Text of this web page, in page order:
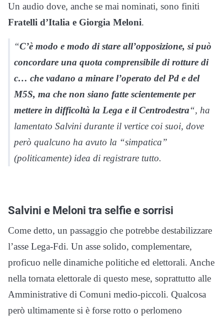
Un audio dove, anche se mai nominati, sono finiti
Fratelli d’Italia e Giorgia Meloni.
“C’è modo e modo di stare all’opposizione, si può
concordare una quota comprensibile di rotture di
c… che vadano a minare l’operato del Pd e del
M5S, ma che non siano fatte scientemente per
mettere in difficoltà la Lega e il Centrodestra“, ha
lamentato Salvini durante il vertice coi suoi, dove
però qualcuno ha avuto la “simpatica”
(politicamente) idea di registrare tutto.
Salvini e Meloni tra selfie e sorrisi
Come detto, un passaggio che potrebbe destabilizzare
l’asse Lega-Fdi. Un asse solido, complementare,
proficuo nelle dinamiche politiche ed elettorali. Anche
nella tornata elettorale di questo mese, soprattutto alle
Amministrative di Comuni medio-piccoli. Qualcosa
però ultimamente si è forse rotto o perlomeno